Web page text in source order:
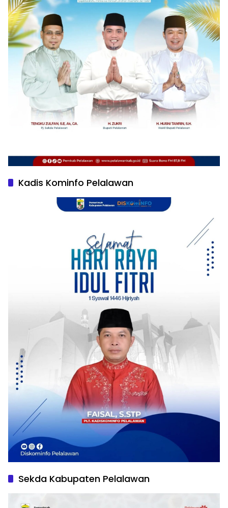
Kadis Kominfo Pelalawan
Sekda Kabupaten Pelalawan